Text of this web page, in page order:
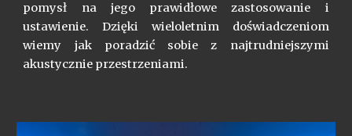
pomysł na jego prawidłowe zastosowanie i
ustawienie. Dzięki wieloletnim doświadczeniom
wiemy jak poradzić sobie z najtrudniejszymi
akustycznie przestrzeniami.